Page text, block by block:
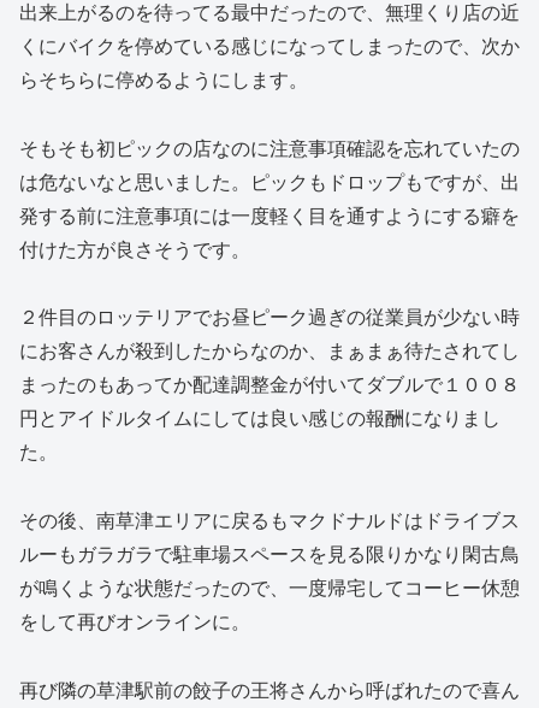
出来上がるのを待ってる最中だったので、無理くり店の近
くにバイクを停めている感じになってしまったので、次か
らそちらに停めるようにします。
そもそも初ピックの店なのに注意事項確認を忘れていたの
は危ないなと思いました。ピックもドロップもですが、出
発する前に注意事項には一度軽く目を通すようにする癖を
付けた方が良さそうです。
２件目のロッテリアでお昼ピーク過ぎの従業員が少ない時
にお客さんが殺到したからなのか、まぁまぁ待たされてし
まったのもあってか配達調整金が付いてダブルで１００８
円とアイドルタイムにしては良い感じの報酬になりまし
た。
その後、南草津エリアに戻るもマクドナルドはドライブス
ルーもガラガラで駐車場スペースを見る限りかなり閑古鳥
が鳴くような状態だったので、一度帰宅してコーヒー休憩
をして再びオンラインに。
再び隣の草津駅前の餃子の王将さんから呼ばれたので喜ん